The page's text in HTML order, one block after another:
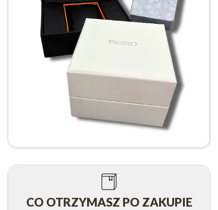
CO OTRZYMASZ PO ZAKUPIE